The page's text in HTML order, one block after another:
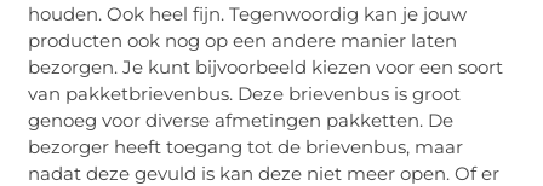
houden. Ook heel fijn. Tegenwoordig kan je jouw
producten ook nog op een andere manier laten
bezorgen. Je kunt bijvoorbeeld kiezen voor een soort
van pakketbrievenbus. Deze brievenbus is groot
genoeg voor diverse afmetingen pakketten. De
bezorger heeft toegang tot de brievenbus, maar
nadat deze gevuld is kan deze niet meer open. Of er